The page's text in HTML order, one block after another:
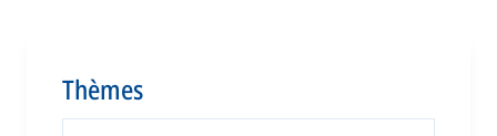
Thèmes